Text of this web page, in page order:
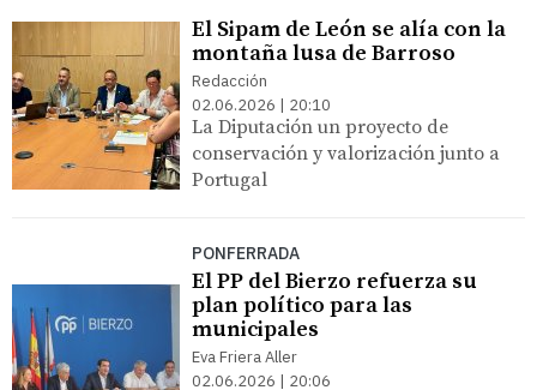
El Sipam de León se alía con la
montaña lusa de Barroso
Redacción
02.06.2026 | 20:10
La Diputación un proyecto de
conservación y valorización junto a
Portugal
PONFERRADA
El PP del Bierzo refuerza su
plan político para las
municipales
Eva Friera Aller
02.06.2026 | 20:06